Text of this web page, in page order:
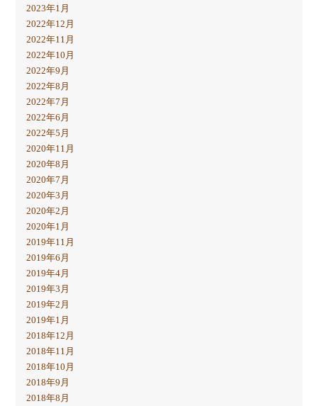
2023年1月
2022年12月
2022年11月
2022年10月
2022年9月
2022年8月
2022年7月
2022年6月
2022年5月
2020年11月
2020年8月
2020年7月
2020年3月
2020年2月
2020年1月
2019年11月
2019年6月
2019年4月
2019年3月
2019年2月
2019年1月
2018年12月
2018年11月
2018年10月
2018年9月
2018年8月